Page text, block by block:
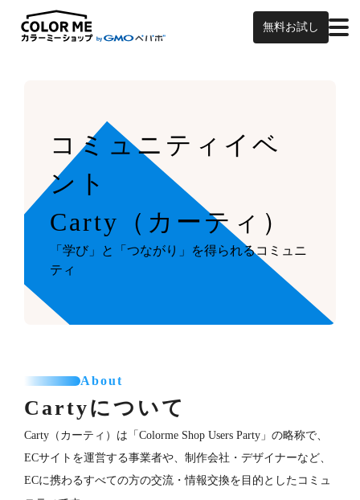
無料お試し
コミュニティイベ
ント
Carty（カーティ）
「学び」と「つながり」を得られるコミュニ
ティ
About
Cartyについて
Carty（カーティ）は「Colorme Shop Users Party」の略称で、
ECサイトを運営する事業者や、制作会社・デザイナーなど、
ECに携わるすべての方の交流・情報交換を目的としたコミュ